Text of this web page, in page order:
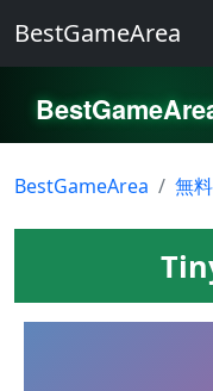
BestGameArea
BestGameArea 無